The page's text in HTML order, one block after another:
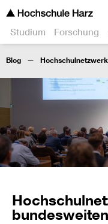
Studium Forschung
Blog